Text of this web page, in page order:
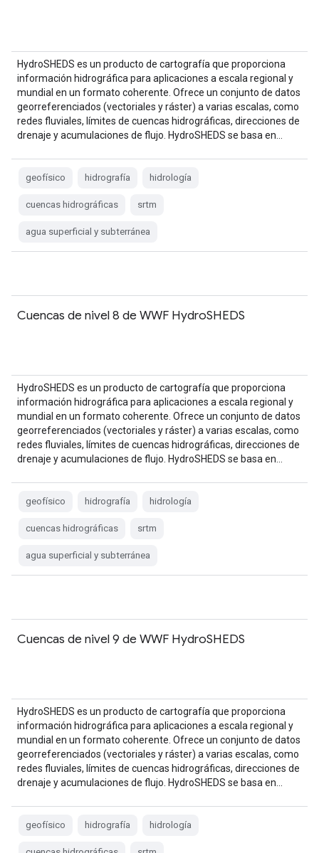
HydroSHEDS es un producto de cartografía que proporciona
información hidrográfica para aplicaciones a escala regional y
mundial en un formato coherente. Ofrece un conjunto de datos
georreferenciados (vectoriales y ráster) a varias escalas, como
redes fluviales, límites de cuencas hidrográficas, direcciones de
drenaje y acumulaciones de flujo. HydroSHEDS se basa en…
geofísico hidrografía hidrología
cuencas hidrográficas srtm
agua superficial y subterránea
Cuencas de nivel 8 de WWF HydroSHEDS
HydroSHEDS es un producto de cartografía que proporciona
información hidrográfica para aplicaciones a escala regional y
mundial en un formato coherente. Ofrece un conjunto de datos
georreferenciados (vectoriales y ráster) a varias escalas, como
redes fluviales, límites de cuencas hidrográficas, direcciones de
drenaje y acumulaciones de flujo. HydroSHEDS se basa en…
geofísico hidrografía hidrología
cuencas hidrográficas srtm
agua superficial y subterránea
Cuencas de nivel 9 de WWF HydroSHEDS
HydroSHEDS es un producto de cartografía que proporciona
información hidrográfica para aplicaciones a escala regional y
mundial en un formato coherente. Ofrece un conjunto de datos
georreferenciados (vectoriales y ráster) a varias escalas, como
redes fluviales, límites de cuencas hidrográficas, direcciones de
drenaje y acumulaciones de flujo. HydroSHEDS se basa en…
geofísico hidrografía hidrología